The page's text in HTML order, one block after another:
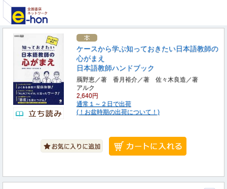
ケースから学ぶ知っておきたい日本語教師の
心がまえ
日本語教師ハンドブック
鴈野恵／著 香月裕介／著 佐々木良造／著
アルク
2,640円
通常１～２日で出荷
(！お盆時期の出荷について！)